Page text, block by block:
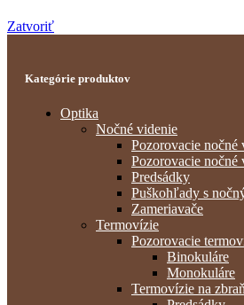
Zatvoriť
Kategórie produktov
Optika
Nočné videnie
Pozorovacie nočné
Pozorovacie nočné
Predsádky
Puškohľady s
Zameriavače
Termovízie
Pozorovacie
Binokuláre
Monokuláre
Termovízie na zbraň